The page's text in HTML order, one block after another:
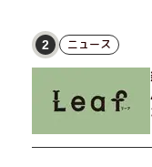
げたり、部屋でふた
独身、幼なじみの変
2 ニュース